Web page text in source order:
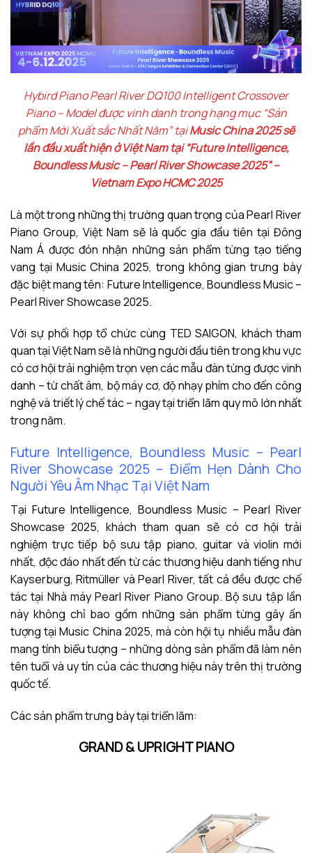
Hybird Piano Pearl River DQ100 Intelligent Crossover
Piano – Model được vinh danh trong hạng mục “Sản
phẩm Mới Xuất sắc Nhất Năm” tạiMusic China 2025 sẽ
lần đầu xuất hiện ở Việt Nam tại “Future Intelligence,
Boundless Music – Pearl River Showcase 2025” –
Vietnam Expo HCMC 2025
Là một trong những thị trường quan trọng của Pearl River
Piano Group, Việt Nam sẽ là quốc gia đầu tiên tại Đông
Nam Á được đón nhận những sản phẩm từng tạo tiếng
vang tại Music China 2025, trong không gian trưng bày
đặc biệt mang tên: Future Intelligence, Boundless Music –
Pearl River Showcase 2025.
Với sự phối hợp tổ chức cùng TED SAIGON, khách tham
quan tại Việt Nam sẽ là những người đầu tiên trong khu vực
có cơ hội trải nghiệm trọn vẹn các mẫu đàn từng được vinh
danh – từ chất âm, bộ máy cơ, độ nhạy phím cho đến công
nghệ và triết lý chế tác – ngay tại triển lãm quy mô lớn nhất
trong năm.
Future Intelligence, Boundless Music – Pearl
River Showcase 2025 – Điểm Hẹn Dành Cho
Người Yêu Âm Nhạc Tại Việt Nam
Tại Future Intelligence, Boundless Music – Pearl River
Showcase 2025, khách tham quan sẽ có cơ hội trải
nghiệm trực tiếp bộ sưu tập piano, guitar và violin mới
nhất, độc đáo nhất đến từ các thương hiệu danh tiếng như
Kayserburg, Ritmüller và Pearl River, tất cả đều được chế
tác tại Nhà máy Pearl River Piano Group. Bộ sưu tập lần
này không chỉ bao gồm những sản phẩm từng gây ấn
tượng tại Music China 2025, mà còn hội tụ nhiều mẫu đàn
mang tính biểu tượng – những dòng sản phẩm đã làm nên
tên tuổi và uy tín của các thương hiệu này trên thị trường
quốc tế.
Các sản phẩm trưng bày tại triển lãm:
GRAND & UPRIGHT PIANO